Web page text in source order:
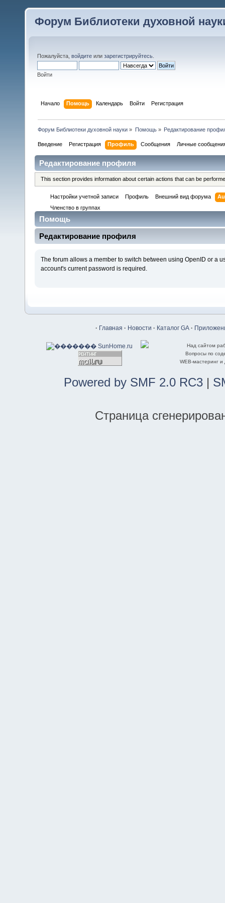
Форум Библиотеки духовной
Пожалуйста, войдите или зарегистрируйтесь
Войти
Начало Помощь Календарь Войти Регистрация
Форум Библиотеки духовной науки » Помощь» Редактирование
Введение Регистрация Профиль Сообщения Личные
Редактирование профиля
This section provides information about certain actions that can be
Настройки учетной записи Профиль Внешний вид форума
Членство в группах
Помощь
Редактирование профиля
The forum allows a member to switch between using OpenID or a
account's current password is required.
· Главная · Новости · Каталог GA ·
Над сайтом
Вопросы по
WEB-мастеринг
Powered by SMF 2.0 RC3 |
Страница